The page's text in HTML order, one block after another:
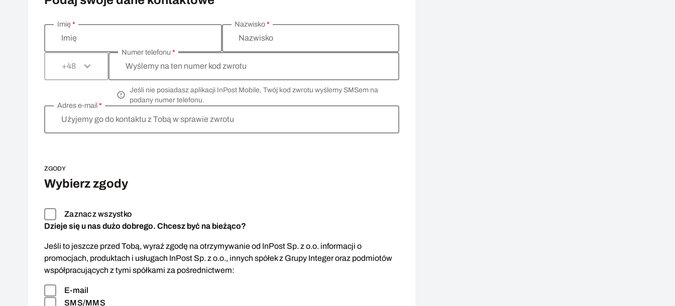
Wprowadź swoje dane osobowe
Imię
Imię*
Nazwisko
Nazwisko*
+48 Wyślemy na ten numer kod zwrotu
Numer telefonu *
Jeśli nie posiadasz aplikacji InPost Mobile, Twój kod zwrotu wyślemy SMSem na
podany numer telefonu.
Użyjemy go do kontaktu z Tobą w sprawie zwrotu
Adres e-mail *
ZGODY
Wybierz zgody
Zaznacz wszystko
Dzieje się u nas dużo dobrego. Chcesz być na bieżąco?
Jeśli to jeszcze przed Tobą, wyraź zgodę na otrzymywanie od InPost Sp. z o.o. informacji o
promocjach, produktach i usługach InPost Sp. z o.o., innych spółek z Grupy Integer oraz podmiotów
współpracujących z tymi spółkami za pośrednictwem:
E-mail
SMS/MMS